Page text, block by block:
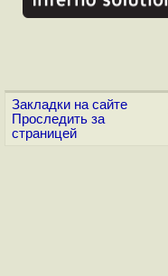
Закладки на сайте
Проследить за
страницей